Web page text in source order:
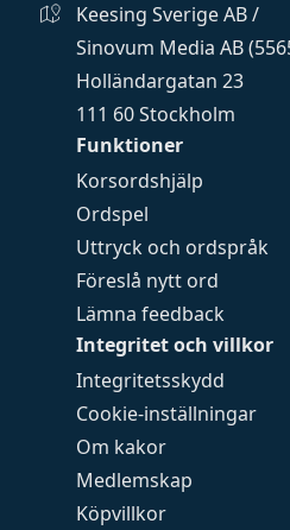
Funktioner
Korsordshjälp
Ordspel
Uttryck och ordspråk
Föreslå nytt ord
Lämna feedback
Integritet och villkor
Integritetsskydd
Cookie-inställningar
Om kakor
Medlemskap
Köpvillkor
Keesing Sverige AB /
Sinovum Media AB
Holländargatan 23
111 60 Stockholm